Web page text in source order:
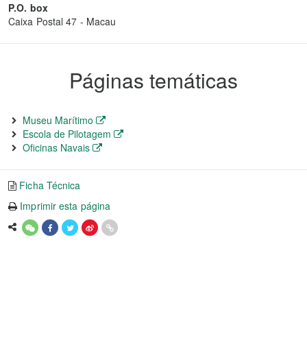
P.O. box
Caixa Postal 47 - Macau
Páginas temáticas
Museu Marítimo
Escola de Pilotagem
Oficinas Navais
Ficha Técnica
Imprimir esta página